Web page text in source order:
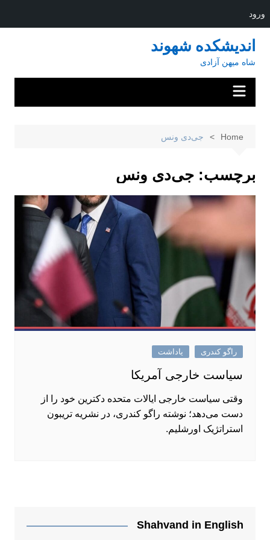
ورود
content
اندیشکده شهوند
شاه میهن آزادی
Home جی‌دی ونس
برچسب: جی‌دی ونس
راگو کندری یاداشت
سیاست خارجی آمریکا
وقتی سیاست خارجی ایالات متحده دکترین خود را از
دست می‌دهد؛ نوشته راگو کندری، در نشریه تریبون
استراتژیک اورشلیم.
Shahvand in English